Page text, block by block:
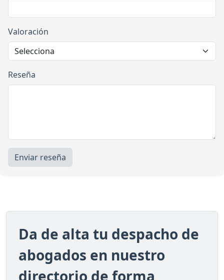
Valoración
Reseña
Enviar reseña
Da de alta tu despacho de
abogados en nuestro
directorio de forma